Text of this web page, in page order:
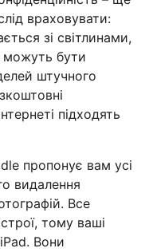
враховувати:
зі світлинами,
можуть бути
штучного
підходять
пропонує вам усі
видалення
Все
тому ваші
Вони